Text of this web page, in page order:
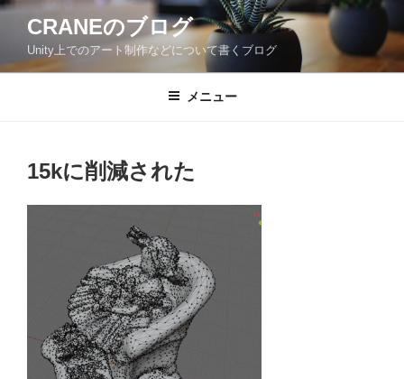
コ
ン
CRANEのブログ
Unity上でのアート制作などについて書くブログ
メニュー
15kに削減された